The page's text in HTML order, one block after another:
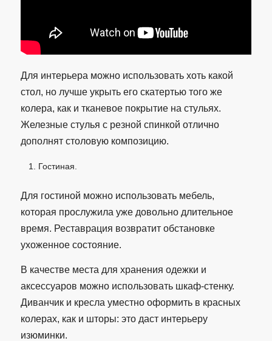
Для интерьера можно использовать хоть какой
стол, но лучше укрыть его скатертью того же
колера, как и тканевое покрытие на стульях.
Железные стулья с резной спинкой отлично
дополнят столовую композицию.
Гостиная.
Для гостиной можно использовать мебель,
которая прослужила уже довольно длительное
время. Реставрация возвратит обстановке
ухоженное состояние.
В качестве места для хранения одежки и
аксессуаров можно использовать шкаф-стенку.
Диванчик и кресла уместно оформить в красных
колерах, как и шторы: это даст интерьеру
изюминки.